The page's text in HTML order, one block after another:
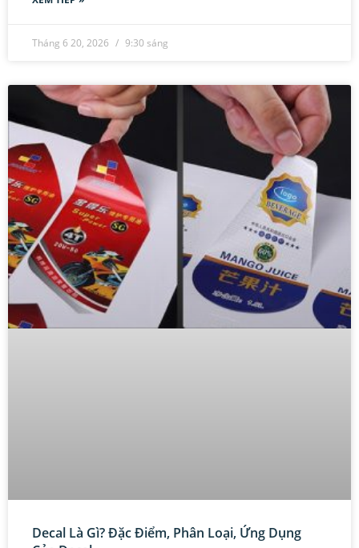
Tháng 6 20, 2026 9:30 sáng
Decal Là Gì? Đặc Điểm, Phân Loại, Ứng Dụng